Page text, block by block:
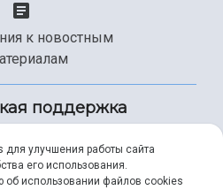
к новостным
поддержка
267-49-99
улучшения работы сайта
его использования.
использовании файлов cookies